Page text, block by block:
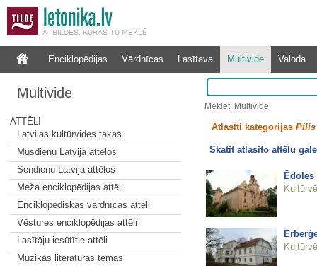
Enciklopēdijas Vārdnīcas Lasītava Multivide Valoda
Multivide
ATTĒLI
Latvijas kultūrvides takas
Mūsdienu Latvija attēlos
Sendienu Latvija attēlos
Meža enciklopēdijas attēli
Enciklopēdiskās vārdnīcas attēli
Vēstures enciklopēdijas attēli
Lasītāju iesūtītie attēli
Mūzikas literatūras tēmas
Meklēt: Multivide
Atlasīti kategorijas Pilis
Skatīt atlasīto attēlu